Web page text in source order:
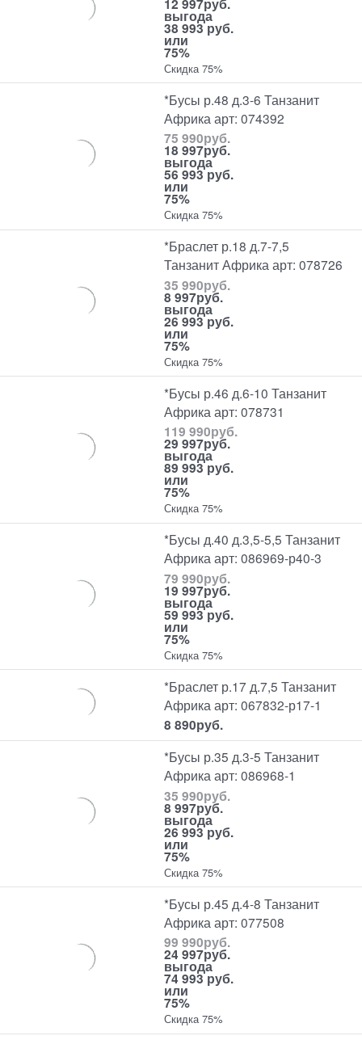
выгода
38 993 руб.
или
75%
Скидка 75%
*Бусы р.48 д.3-6 Танзанит
Африка арт: 074392
75 990руб.
18 997руб.
выгода
56 993 руб.
или
75%
Скидка 75%
*Браслет р.18 д.7-7,5
Танзанит Африка арт: 078726
35 990руб.
8 997руб.
выгода
26 993 руб.
или
75%
Скидка 75%
*Бусы р.46 д.6-10 Танзанит
Африка арт: 078731
119 990руб.
29 997руб.
выгода
89 993 руб.
или
75%
Скидка 75%
*Бусы д.40 д.3,5-5,5 Танзанит
Африка арт: 086969-р40-3
79 990руб.
19 997руб.
выгода
59 993 руб.
или
75%
Скидка 75%
*Браслет р.17 д.7,5 Танзанит
Африка арт: 067832-р17-1
8 890руб.
*Бусы р.35 д.3-5 Танзанит
Африка арт: 086968-1
35 990руб.
8 997руб.
выгода
26 993 руб.
или
75%
Скидка 75%
*Бусы р.45 д.4-8 Танзанит
Африка арт: 077508
99 990руб.
24 997руб.
выгода
74 993 руб.
или
75%
Скидка 75%